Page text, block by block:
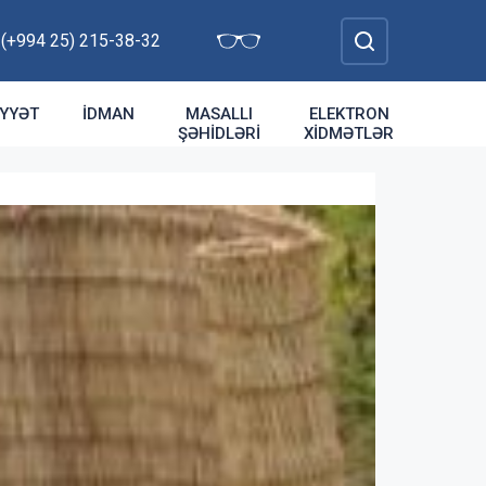
25) 215-38-32
İDMAN
MASALLI
ŞƏHIDLƏRI
ELEKTRON
XIDMƏTLƏR